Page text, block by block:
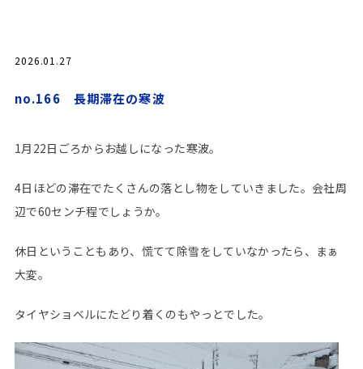
2026.01.27
no.166 長期滞在の寒波
1月22日ごろからお越しになった寒波。
4日ほどの滞在でたくさんの落とし物をしていきました。会社周
辺で60センチ程でしょうか。
休日ということもあり、慌てて除雪をしていなかったら、まぁ
大変。
タイヤショベルにたどり着くのもやっとでした。